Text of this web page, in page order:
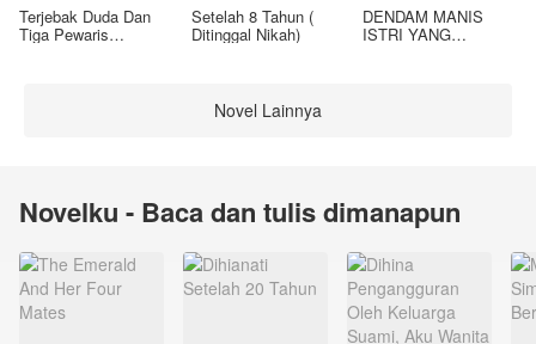
Terjebak Duda Dan
Tiga Pewaris
Setelah 8 Tahun (
Ditinggal Nikah)
DENDAM MANIS
ISTRI YANG
Novel Lainnya
Novelku - Baca dan tulis dimanapun